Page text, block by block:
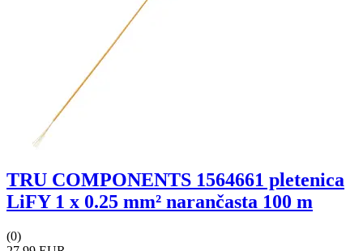
TRU COMPONENTS 1564661 pletenica
LiFY 1 x 0.25 mm² narančasta 100 m
(0)